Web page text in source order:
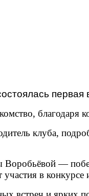
клуба,
Воробьёвой —
участия в